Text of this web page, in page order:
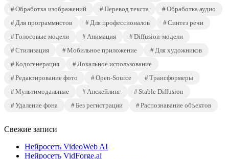
Обработка изображений
Перевод текста
Обработка аудио
Для программистов
Для профессионалов
Синтез речи
Голосовые модели
Анимация
Diffusion-модели
Стилизация
Мобильное приложение
Для художников
Кодогенерация
Локальное использование
Редактирование фото
Open-Source
Трансформеры
Мультимодальные
Апскейлинг
Stable Diffusion
Удаление фона
Без регистрации Распознавание объектов
Свежие записи
Нейросеть VideoWeb AI
Нейросеть VidForge.ai